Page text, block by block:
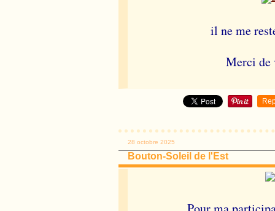
il ne me
Merci de
28 octobre 2025
Bouton-Soleil de l'Est